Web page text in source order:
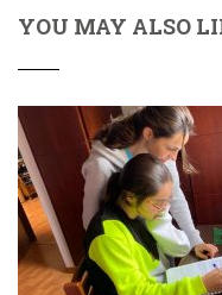
YOU MAY ALSO